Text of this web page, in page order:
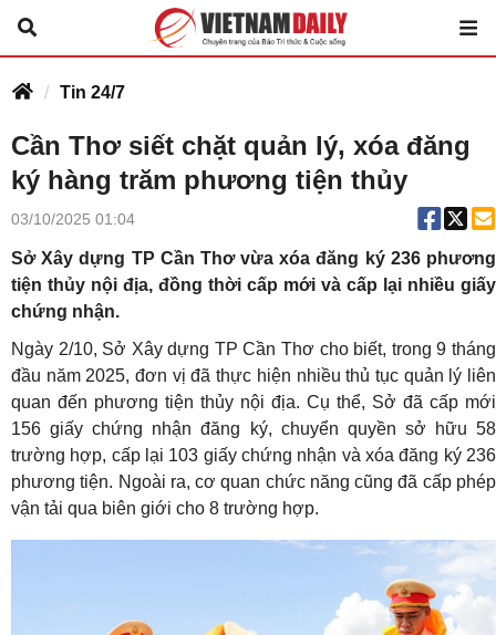
Tin 24/7
Cần Thơ siết chặt quản lý, xóa đăng
ký hàng trăm phương tiện thủy
03/10/2025 01:04
Sở Xây dựng TP Cần Thơ vừa xóa đăng ký 236 phương
tiện thủy nội địa, đồng thời cấp mới và cấp lại nhiều giấy
chứng nhận.
Ngày 2/10, Sở Xây dựng TP Cần Thơ cho biết, trong 9 tháng
đầu năm 2025, đơn vị đã thực hiện nhiều thủ tục quản lý liên
quan đến phương tiện thủy nội địa. Cụ thể, Sở đã cấp mới
156 giấy chứng nhận đăng ký, chuyển quyền sở hữu 58
trường hợp, cấp lại 103 giấy chứng nhận và xóa đăng ký 236
phương tiện. Ngoài ra, cơ quan chức năng cũng đã cấp phép
vận tải qua biên giới cho 8 trường hợp.